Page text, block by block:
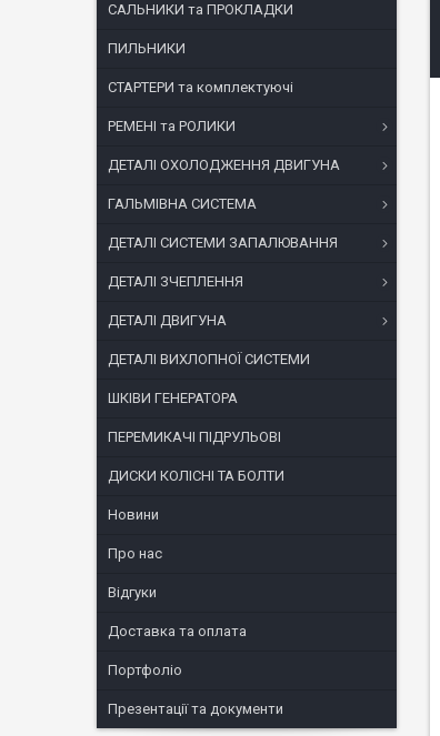
САЛЬНИКИ та ПРОКЛАДКИ
ПИЛЬНИКИ
СТАРТЕРИ та комплектуючі
РЕМЕНІ та РОЛИКИ
ДЕТАЛІ ОХОЛОДЖЕННЯ ДВИГУНА
ГАЛЬМІВНА СИСТЕМА
ДЕТАЛІ СИСТЕМИ ЗАПАЛЮВАННЯ
ДЕТАЛІ ЗЧЕПЛЕННЯ
ДЕТАЛІ ДВИГУНА
ДЕТАЛІ ВИХЛОПНОЇ СИСТЕМИ
ШКІВИ ГЕНЕРАТОРА
ПЕРЕМИКАЧІ ПІДРУЛЬОВІ
ДИСКИ КОЛІСНІ ТА БОЛТИ
Новини
Про нас
Відгуки
Доставка та оплата
Портфоліо
Презентації та документи